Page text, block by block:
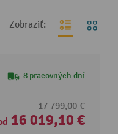
Zobraziť:
8 pracovných dní
17 799,00 €
16 019,10 €